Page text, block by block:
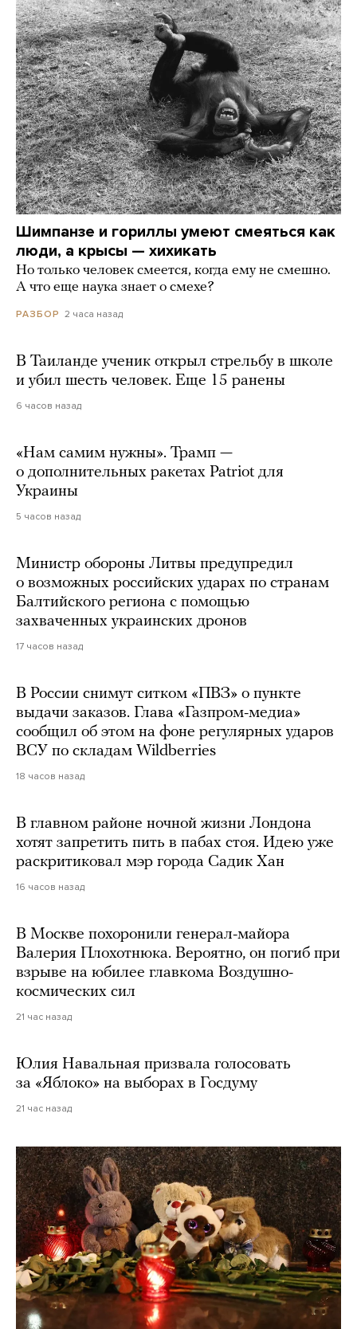
Шимпанзе и гориллы умеют смеяться как
люди, а крысы — хихикать
Но только человек смеется, когда ему не смешно.
А что еще наука знает о смехе?
РАЗБОР 2 часа назад
В Таиланде ученик открыл стрельбу в школе
и убил шесть человек. Еще 15 ранены
6 часов назад
«Нам самим нужны». Трамп —
о дополнительных ракетах Patriot для
Украины
5 часов назад
Министр обороны Литвы предупредил
о возможных российских ударах по странам
Балтийского региона с помощью
захваченных украинских дронов
17 часов назад
В России снимут ситком «ПВЗ» о пункте
выдачи заказов. Глава «Газпром-медиа»
сообщил об этом на фоне регулярных ударов
ВСУ по складам Wildberries
18 часов назад
В главном районе ночной жизни Лондона
хотят запретить пить в пабах стоя. Идею уже
раскритиковал мэр города Садик Хан
16 часов назад
В Москве похоронили генерал-майора
Валерия Плохотнюка. Вероятно, он погиб при
взрыве на юбилее главкома Воздушно-
космических сил
21 час назад
Юлия Навальная призвала голосовать
за «Яблоко» на выборах в Госдуму
21 час назад